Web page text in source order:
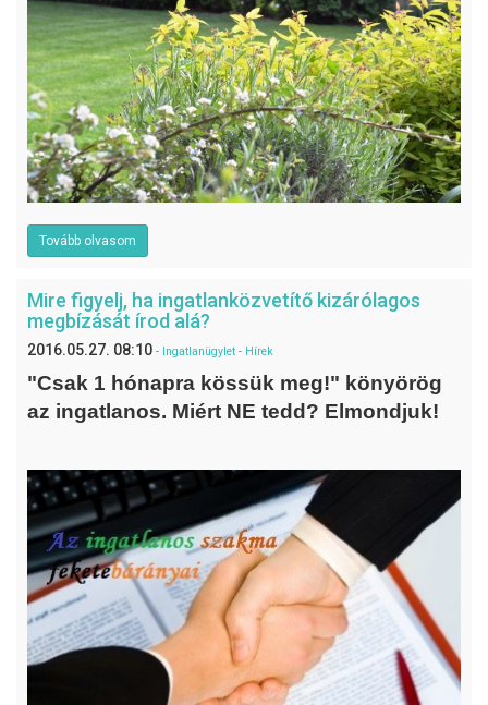
Tovább olvasom
Mire figyelj, ha ingatlanközvetítő kizárólagos
megbízását írod alá?
2016.05.27. 08:10 - Ingatlanügylet - Hírek
"Csak 1 hónapra kössük meg!" könyörög
az ingatlanos. Miért NE tedd? Elmondjuk!